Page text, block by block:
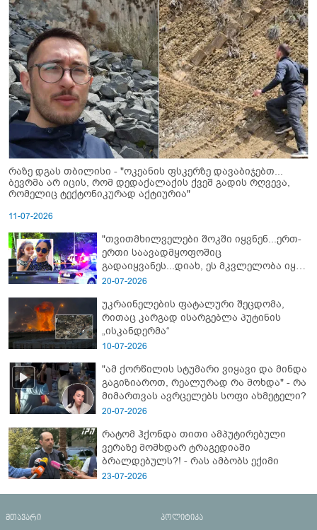
რაზე დგას თბილისი - "ოკეანის ფსკერზე დავაბიჯებთ...
ბევრმა არ იცის, რომ დედაქალაქის ქვეშ გადის რღვევა,
რომელიც ტექტონიკურად აქტიურია"
11-07-2026
"თვითმხილველები შოკში იყვნენ...ერთ-
ერთი საავადმყოფოშიც
გადაიყვანეს...დიახ, ეს მკვლელობა იყო"
- გორში დატრიალებული ტრაგედიის
20-07-2026
უკრაინელების ფატალური შეცდომა,
რითაც კარგად ისარგებლა პუტინის
„ისკანდერმა“
10-07-2026
"ამ ქორწილის სტუმარი ვიყავი და მინდა
გაგიზიაროთ, რეალურად რა მოხდა" - რა
მიმართვას ავრცელებს სოფი ახმეტელი?
20-07-2026
რატომ ჰქონდა თითი ამპუტირებული
ვერაზე მომხდარ ტრაგედიაში
ბრალდებულს?! - რას ამბობს ექიმი
23-07-2026
მთავარი პოლიტიკა